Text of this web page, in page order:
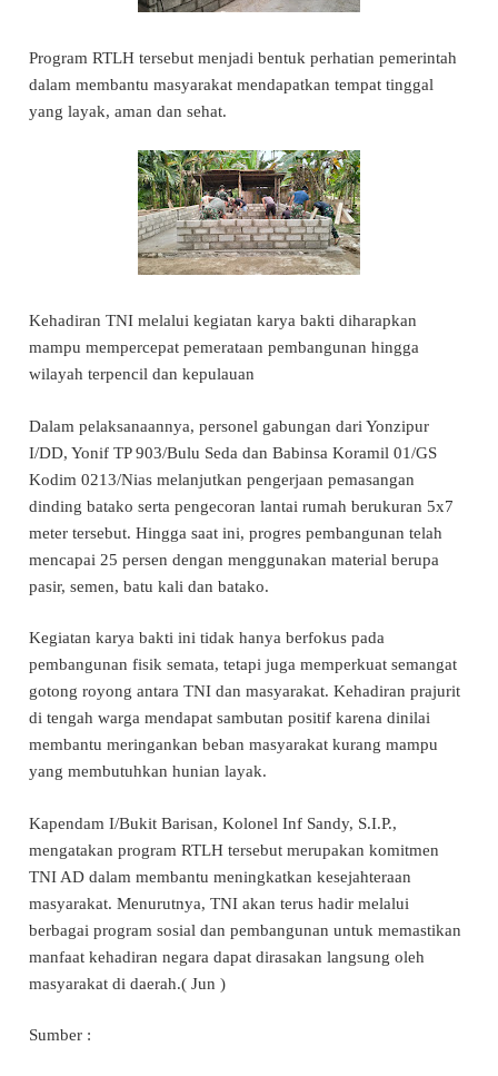
Program RTLH tersebut menjadi bentuk perhatian pemerintah
dalam membantu masyarakat mendapatkan tempat tinggal
yang layak, aman dan sehat.
Kehadiran TNI melalui kegiatan karya bakti diharapkan
mampu mempercepat pemerataan pembangunan hingga
wilayah terpencil dan kepulauan
Dalam pelaksanaannya, personel gabungan dari Yonzipur
I/DD, Yonif TP 903/Bulu Seda dan Babinsa Koramil 01/GS
Kodim 0213/Nias melanjutkan pengerjaan pemasangan
dinding batako serta pengecoran lantai rumah berukuran 5x7
meter tersebut. Hingga saat ini, progres pembangunan telah
mencapai 25 persen dengan menggunakan material berupa
pasir, semen, batu kali dan batako.
Kegiatan karya bakti ini tidak hanya berfokus pada
pembangunan fisik semata, tetapi juga memperkuat semangat
gotong royong antara TNI dan masyarakat. Kehadiran prajurit
di tengah warga mendapat sambutan positif karena dinilai
membantu meringankan beban masyarakat kurang mampu
yang membutuhkan hunian layak.
Kapendam I/Bukit Barisan, Kolonel Inf Sandy, S.I.P.,
mengatakan program RTLH tersebut merupakan komitmen
TNI AD dalam membantu meningkatkan kesejahteraan
masyarakat. Menurutnya, TNI akan terus hadir melalui
berbagai program sosial dan pembangunan untuk memastikan
manfaat kehadiran negara dapat dirasakan langsung oleh
masyarakat di daerah.( Jun )
Sumber :